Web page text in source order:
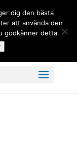
dig den bästa
att använda den
godkänner detta.